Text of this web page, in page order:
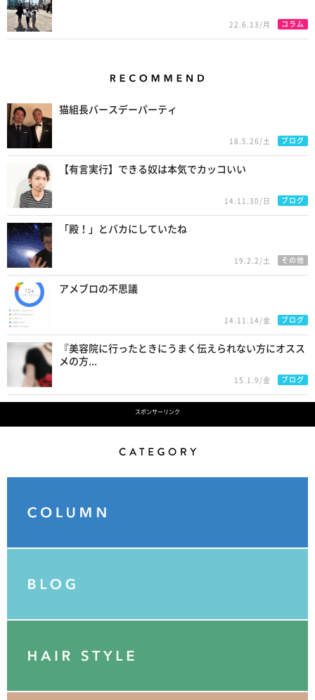
22.6.13/月 コラム
猫組長バースデーパーティ
18.5.26/土 ブログ
【有言実行】できる奴は本気でカッコいい
14.11.30/日 ブログ
「殿！」とバカにしていたね
19.2.2/土 その他
アメブロの不思議
14.11.14/金 ブログ
『美容院に行ったときにうまく伝えられない方にオスス
メの方...
15.1.9/金 ブログ
スポンサーリンク